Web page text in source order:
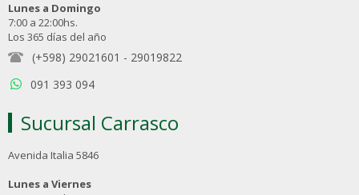
Lunes a Domingo
7:00 a 22:00hs.
Los 365 días del año
(+598) 29021601 - 29019822
091 393 094
Sucursal Carrasco
Avenida Italia 5846
Lunes a Viernes